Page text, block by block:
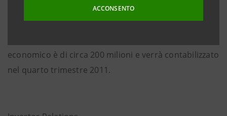
ACCONSENTO
Tale definizione comporta per il Gruppo un costo per
imposte e sanzioni di circa 270 milioni di euro, più
economico è di circa 200 milioni e verrà contabilizzato
nel quarto trimestre 2011.